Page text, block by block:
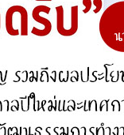
กิจ ยุทธศาสตร์